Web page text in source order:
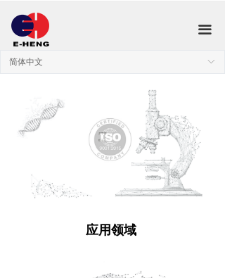
끀
ꀅ
简体中文
应用领域